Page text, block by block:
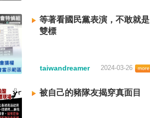
等著看國民黨表演，不敢就是
雙標
taiwandreamer 2024-03-26
被自己的豬隊友揭穿真面目